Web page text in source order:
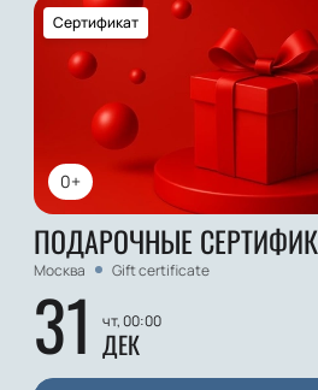
0+
Сертификат
ПОДАРОЧНЫЕ
Москва Gift certificate
31 чт, 00:00
ДЕК